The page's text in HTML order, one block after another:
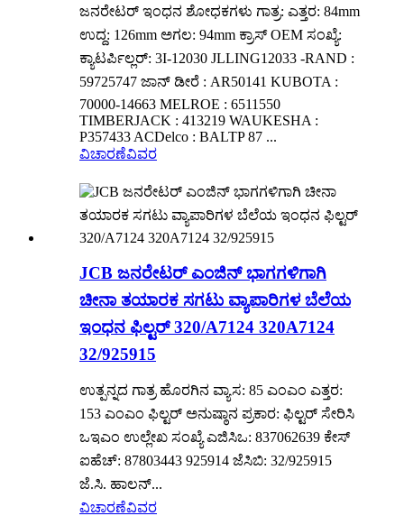
ಜನರೇಟರ್ ಇಂಧನ ಶೋಧಕಗಳು ಗಾತ್ರ: ಎತ್ತರ: 84mm
ಉದ್ದ: 126mm ಅಗಲ: 94mm ಕ್ರಾಸ್ OEM ಸಂಖ್ಯೆ:
ಕ್ಯಾಟರ್ಪಿಲ್ಲರ್: 3I-12030 JLLING12033 -RAND :
59725747 ಜಾನ್ ಡೀರೆ : AR50141 KUBOTA :
70000-14663 MELROE : 6511550
TIMBERJACK : 413219 WAUKESHA :
P357433 ACDelco : BALTP 87 ...
ವಿಚಾರಣೆವಿವರ
JCB ಜನರೇಟರ್ ಎಂಜಿನ್ ಭಾಗಗಳಿಗಾಗಿ
ಚೀನಾ ತಯಾರಕ ಸಗಟು ವ್ಯಾಪಾರಿಗಳ ಬೆಲೆಯ
ಇಂಧನ ಫಿಲ್ಟರ್ 320/A7124 320A7124
32/925915
ಉತ್ಪನ್ನದ ಗಾತ್ರ ಹೊರಗಿನ ವ್ಯಾಸ: 85 ಎಂಎಂ ಎತ್ತರ:
153 ಎಂಎಂ ಫಿಲ್ಟರ್ ಅನುಷ್ಠಾನ ಪ್ರಕಾರ: ಫಿಲ್ಟರ್ ಸೇರಿಸಿ
ಒಇಎಂ ಉಲ್ಲೇಖ ಸಂಖ್ಯೆ ಎಜಿಸಿಒ: 837062639 ಕೇಸ್
ಐಹೆಚ್: 87803443 925914 ಜೆಸಿಬಿ: 32/925915
ಜೆ.ಸಿ. ಹಾಲನ್...
ವಿಚಾರಣೆವಿವರ